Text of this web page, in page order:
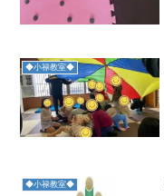
◆小禄教室◆
◆小禄教室◆